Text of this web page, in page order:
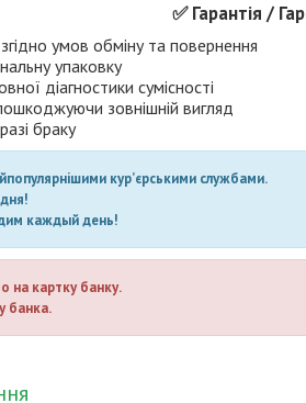
✅ Гарантія /
умов обміну та повернення
упаковку
діагностики сумісності
зовнішній вигляд
браку
кур’єрськими службами.
каждый день!
на картку банку.
банка.